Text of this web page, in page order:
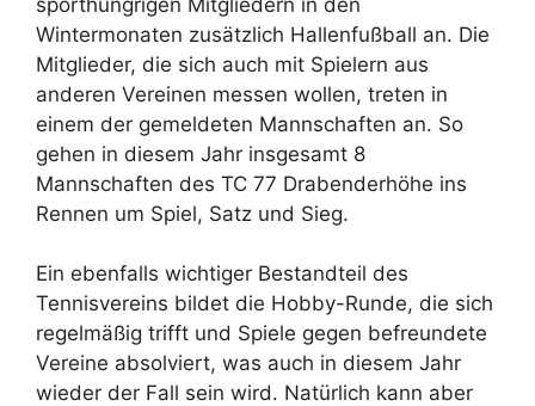
Wintermonaten zusätzlich Hallenfußball an. Die
Mitglieder, die sich auch mit Spielern aus
anderen Vereinen messen wollen, treten in
einem der gemeldeten Mannschaften an. So
gehen in diesem Jahr insgesamt 8
Mannschaften des TC 77 Drabenderhöhe ins
Rennen um Spiel, Satz und Sieg.
Ein ebenfalls wichtiger Bestandteil des
Tennisvereins bildet die Hobby-Runde, die sich
regelmäßig trifft und Spiele gegen befreundete
Vereine absolviert, was auch in diesem Jahr
wieder der Fall sein wird. Natürlich kann aber